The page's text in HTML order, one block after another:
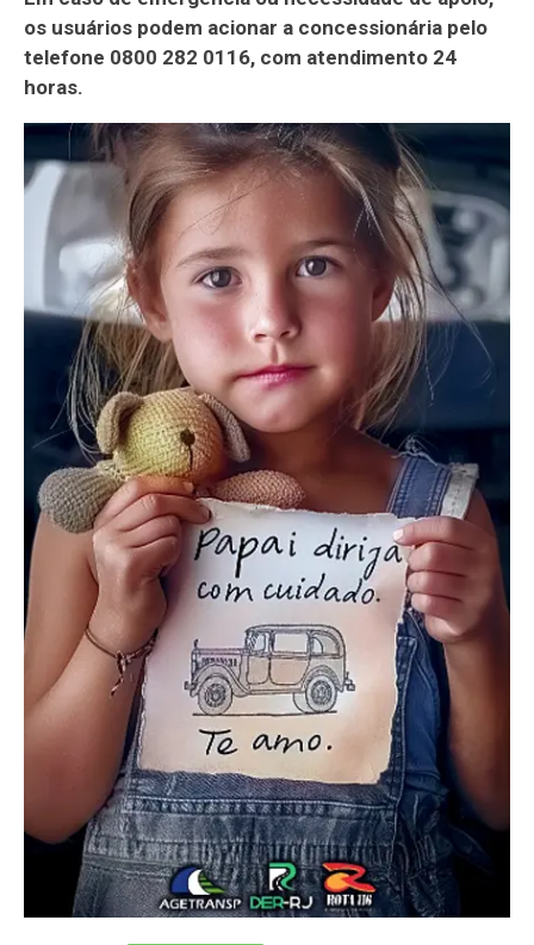
os usuários podem acionar a concessionária pelo
telefone 0800 282 0116, com atendimento 24
horas.